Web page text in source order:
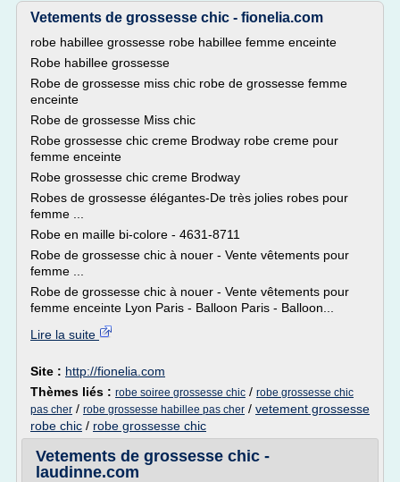
Vetements de grossesse chic - fionelia.com
robe habillee grossesse robe habillee femme enceinte
Robe habillee grossesse
Robe de grossesse miss chic robe de grossesse femme
enceinte
Robe de grossesse Miss chic
Robe grossesse chic creme Brodway robe creme pour
femme enceinte
Robe grossesse chic creme Brodway
Robes de grossesse élégantes-De très jolies robes pour
femme ...
Robe en maille bi-colore - 4631-8711
Robe de grossesse chic à nouer - Vente vêtements pour
femme ...
Robe de grossesse chic à nouer - Vente vêtements pour
femme enceinte Lyon Paris - Balloon Paris - Balloon...
Lire la suite
Site : http://fionelia.com
Thèmes liés : robe soiree grossesse chic / robe grossesse chic
pas cher / robe grossesse habillee pas cher / vetement grossesse
robe chic / robe grossesse chic
Vetements de grossesse chic -
laudinne.com